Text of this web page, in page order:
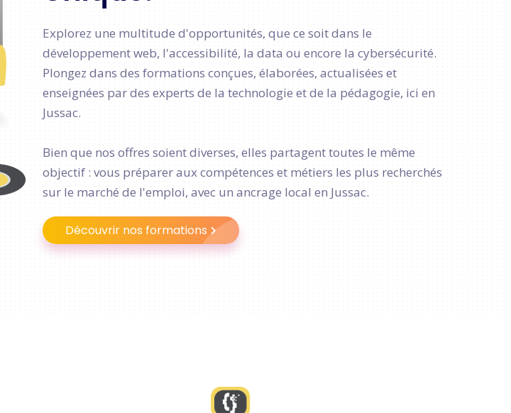
Explorez une multitude d'opportunités, que ce soit dans le
développement web, l'accessibilité, la data ou encore la cybersécurité.
Plongez dans des formations conçues, élaborées, actualisées et
enseignées par des experts de la technologie et de la pédagogie, ici en
Jussac.
Bien que nos offres soient diverses, elles partagent toutes le même
objectif : vous préparer aux compétences et métiers les plus recherchés
sur le marché de l'emploi, avec un ancrage local en Jussac.
Découvrir nos formations